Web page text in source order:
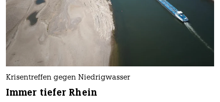
Krisentreffen gegen Niedrigwasser
Immer tiefer Rhein